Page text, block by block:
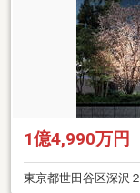
1億4,990万円
東京都世田谷区深沢２